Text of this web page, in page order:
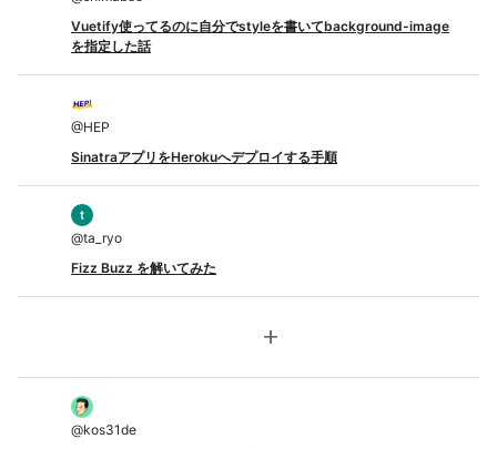
Vuetify使ってるのに自分でstyleを書いてbackground-image
を指定した話
@HEP
SinatraアプリをHerokuへデプロイする手順
@ta_ryo
Fizz Buzz を解いてみた
add
@kos31de